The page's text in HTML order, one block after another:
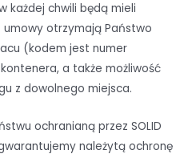
każdej chwili będą mieli
otrzymają Państwo
(kodem jest numer
a także możliwość
z dowolnego miejsca.
ochranianą przez SOLID
należytą ochronę